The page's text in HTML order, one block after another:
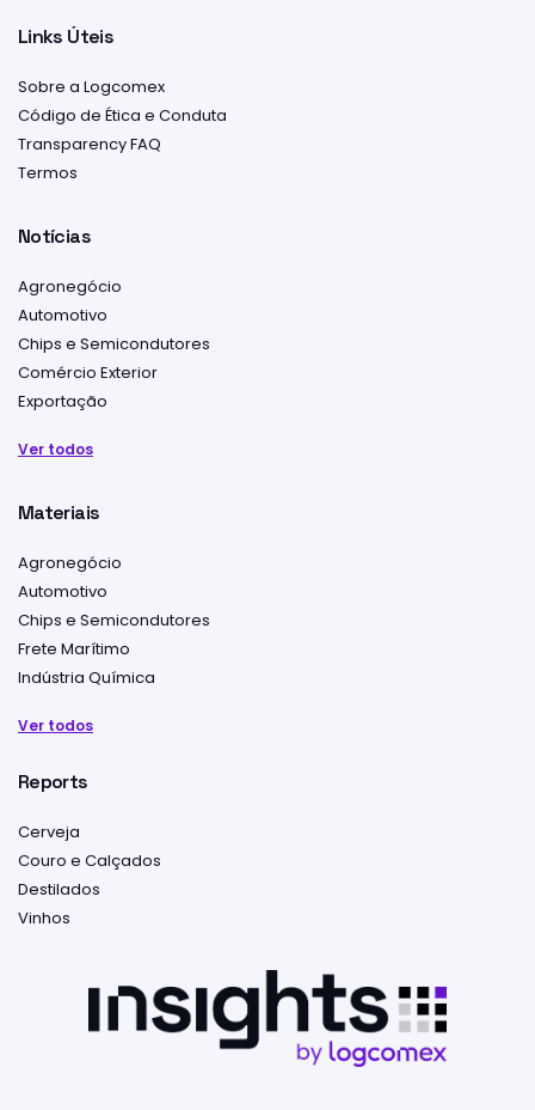
Links Úteis
Sobre a Logcomex
Código de Ética e Conduta
Transparency FAQ
Termos
Notícias
Agronegócio
Automotivo
Chips e Semicondutores
Comércio Exterior
Exportação
Ver todos
Materiais
Agronegócio
Automotivo
Chips e Semicondutores
Frete Marítimo
Indústria Química
Ver todos
Reports
Cerveja
Couro e Calçados
Destilados
Vinhos